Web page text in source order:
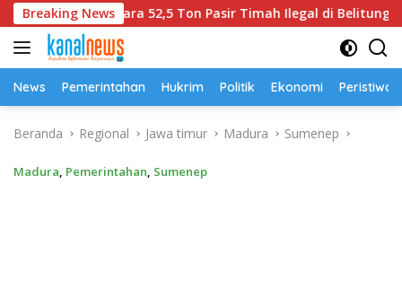
Langsung
ke
konten
Breaking News
Perkara 52,5 Ton Pasir Timah Ilegal di Belitung
News Pemerintahan Hukrim Politik Ekonomi Peristiwa
Beranda Regional Jawa timur Madura Sumenep
Madura, Pemerintahan, Sumenep